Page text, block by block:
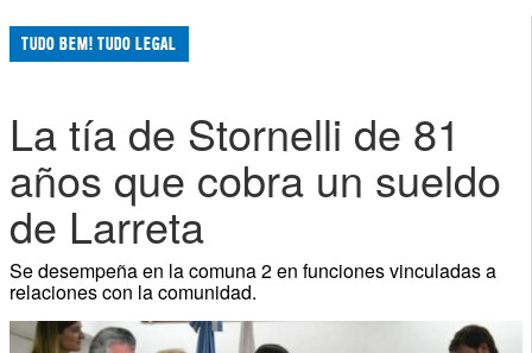
TUDO BEM! TUDO LEGAL
La tía de Stornelli de 81
años que cobra un sueldo
de Larreta
Se desempeña en la comuna 2 en funciones vinculadas a
relaciones con la comunidad.